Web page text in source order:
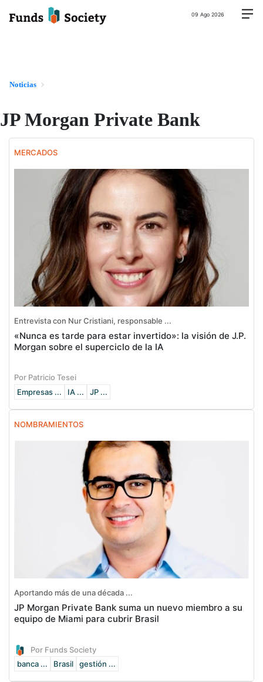
09 Ago 2026
Noticias
JP Morgan Private Bank
MERCADOS
Entrevista con Nur Cristiani, responsable ...
«Nunca es tarde para estar invertido»: la visión de J.P.
Morgan sobre el superciclo de la IA
Por Patricio Tesei
Empresas ...
IA ... JP ...
NOMBRAMIENTOS
Aportando más de una década ...
JP Morgan Private Bank suma un nuevo miembro a su
equipo de Miami para cubrir Brasil
Por Funds Society
banca ...
Brasil gestión ...